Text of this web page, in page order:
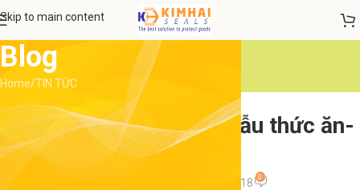
Skip to main content
Blog
Home TIN TỨC
Bán tem niêm phong mẫu thức ăn-
Tem có sẵn
On 26 Tháng 11, 2018 0